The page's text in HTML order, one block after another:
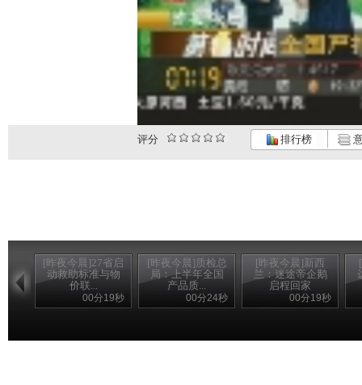
评分 排行榜
[昨夜今晨]27省启
动救助标准与物
价联...
00分19秒
[昨夜今晨]质检总
局：上半年全国
产品质...
00分24秒
[昨夜今晨]新西
兰：迷途帝企鹅
启程回家
00分19秒